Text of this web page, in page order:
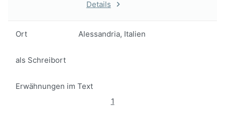
Details
Ort Alessandria, Italien
als Schreibort
Erwähnungen im Text
1